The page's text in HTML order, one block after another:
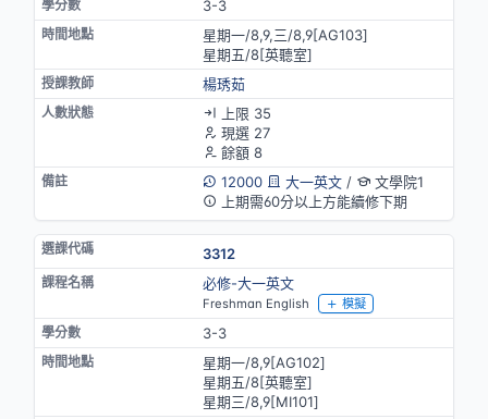
3-3
星期一/8,9,三/8,9[AG103]
星期五/8[英聽室]
楊琇茹
上限 35
現選 27
餘額 8
12000
大一英文/
文學院1
上期需60分以上方能續修下期
3312
必修-大一英文
Freshman English 模擬
3-3
星期一/8,9[AG102]
星期五/8[英聽室]
星期三/8,9[MⅠ101]